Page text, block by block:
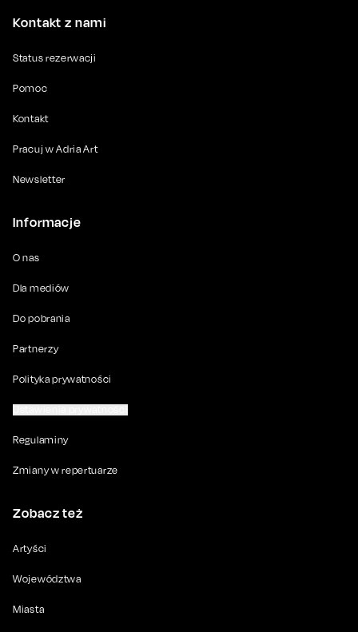
Kontakt z nami
Status rezerwacji
Pomoc
Kontakt
Pracuj w Adria Art
Newsletter
Informacje
O nas
Dla mediów
Do pobrania
Partnerzy
Polityka prywatności
Regulaminy
Zmiany w repertuarze
Zobacz też
Artyści
Województwa
Miasta